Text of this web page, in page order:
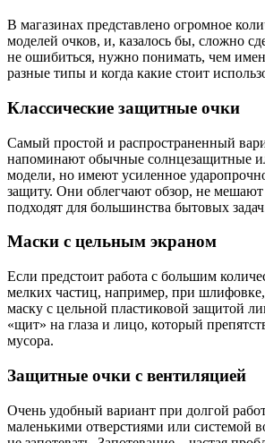
В магазинах представлено огромное
моделей очков, и, казалось бы, сложно
не ошибиться, нужно понимать, чем
разные типы и когда какие стоит
Классические защитные очки
Самый простой и распространенный
напоминают обычные солнцезащитные
модели, но имеют усиленное
защиту. Они облегчают обзор, не
подходят для большинства бытовых
Маски с цельным экраном
Если предстоит работа с большим
мелких частиц, например, при
маску с цельной пластиковой защитой
«щит» на глаза и лицо, который
мусора.
Защитные очки с вентиляцией
Очень удобный вариант при долгой
маленькими отверстиями или системой